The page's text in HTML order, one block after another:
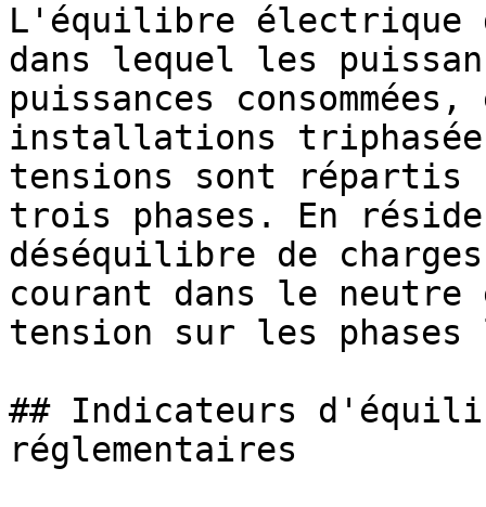
L'équilibre électrique
dans lequel les
puissances
installations
tensions sont répartis
trois phases. En
déséquilibre de
courant dans le
tension sur les phases
## Indicateurs
réglementaires